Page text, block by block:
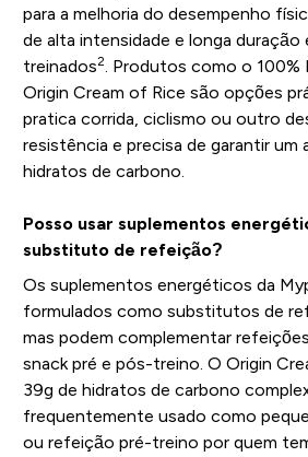
para a melhoria do desempenho
de alta intensidade e longa duração
treinados2. Produtos como o
Origin Cream of Rice são opções
pratica corrida, ciclismo ou outro
resistência e precisa de garantir um
hidratos de carbono.
Posso usar suplementos
substituto de refeição?
Os suplementos energéticos da
formulados como substitutos de
mas podem complementar
snack pré e pós-treino. O Origin
39g de hidratos de carbono
frequentemente usado como
ou refeição pré-treino por quem